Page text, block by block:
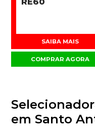
SAIBA MAIS
COMPRAR AGORA
em Santo